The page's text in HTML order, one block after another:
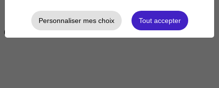
Inférieur à 2 jours
(14h)
Personnaliser mes choix Tout accepter